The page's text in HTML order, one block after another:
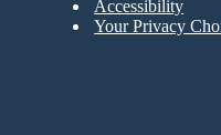
Accessibility
Your Privacy